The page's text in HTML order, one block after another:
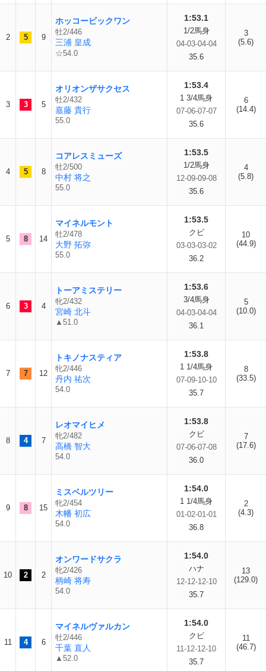
2 5 9
ホッコービックワン
牡2/446
三浦 皇成
☆54.0
1:53.1
1/2馬身
04-03-04-04
35.6
3
(5.6)
3 3 5
オリオンザサクセス
牡2/432
嘉藤 貴行
55.0
1:53.4
1 3/4馬身
07-06-07-07
35.6
6
(14.4)
4 5 8
コアレスミューズ
牡2/500
中村 将之
55.0
1:53.5
1/2馬身
12-09-09-08
35.6
4
(5.8)
5 8 14
マイネルモント
牡2/478
大野 拓弥
55.0
1:53.5
クビ
03-03-03-02
36.2
10
(44.9)
6 3 4
トーアミステリー
牝2/432
宮崎 北斗
▲51.0
1:53.6
3/4馬身
04-03-04-04
36.1
5
(10.0)
7 7 12
トキノナスティア
牝2/446
丹内 祐次
54.0
1:53.8
1 1/4馬身
07-09-10-10
35.7
8
(33.5)
8 4 7
レオマイヒメ
牝2/482
高橋 智大
54.0
1:53.8
クビ
07-06-07-08
36.0
7
(17.6)
9 8 15
ミスベルツリー
牝2/454
木幡 初広
54.0
1:54.0
1 1/4馬身
01-02-01-01
36.8
2
(4.3)
10 2 2
オンワードサクラ
牝2/426
柄崎 将寿
54.0
1:54.0
ハナ
12-12-12-10
35.7
13
(129.0)
11 4 6
マイネルヴァルカン
牡2/446
千葉 直人
▲52.0
1:54.0
クビ
11-12-12-10
35.7
11
(46.7)